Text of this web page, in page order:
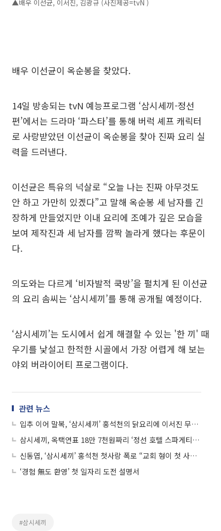
▲배우 이선균, 이서진, 김광규 (사진제공=tvN )
배우 이선균이 옥순봉을 찾았다.
14일 방송되는 tvN 예능프로그램 ‘삼시세끼-정선
편’에서는 드라마 ‘파스타’를 통해 버럭 셰프 캐릭터
로 사랑받았던 이선균이 옥순봉을 찾아 진짜 요리 실
력을 드러낸다.
이선균은 특유의 넉살로 “오늘 나는 진짜 아무것도
안 하고 가만히 있겠다”고 말해 옥순봉 세 남자를 긴
장하게 만들었지만 이내 요리에 조예가 깊은 모습을
보여 제작진과 세 남자를 깜짝 놀라게 했다는 후문이
다.
의도와는 다르게 ‘비자발적 쿡방’을 펼치게 된 이선균
의 요리 솜씨는 ‘삼시세끼’를 통해 공개될 예정이다.
‘삼시세끼’는 도시에서 쉽게 해결할 수 있는 '한 끼' 때
우기를 낯설고 한적한 시골에서 가장 어렵게 해 보는
야외 버라이어티 프로그램이다.
관련 뉴스
입추 이어 말복, ‘삼시세끼’ 홍석천의 닭요리에 이서진 무한감동
삼시세끼, 옥택연표 18만 7천원짜리 ‘정선 호텔 스파게티’ 레시피는?
신동엽, ‘삼시세끼’ 홍석천 첫사랑 폭로 “교회 형이 첫 사랑이다”…헤어스타일은 절 오빠 느낌?
‘경험 無도 환영’ 첫 일자리 도전 설명서
#삼시세끼